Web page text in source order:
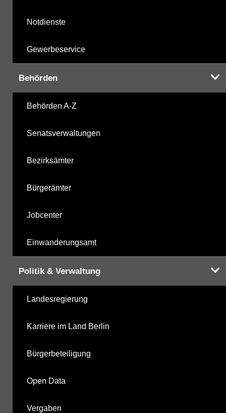
Notdienste
Gewerbeservice
Behörden
Behörden A-Z
Senatsverwaltungen
Bezirksämter
Bürgerämter
Jobcenter
Einwanderungsamt
Politik & Verwaltung
Landesregierung
Karriere im Land Berlin
Bürgerbeteiligung
Open Data
Vergaben